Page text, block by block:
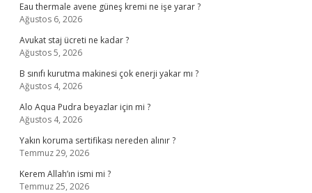
Eau thermale avene güneş kremi ne işe yarar ?
Ağustos 6, 2026
Avukat staj ücreti ne kadar ?
Ağustos 5, 2026
B sınıfı kurutma makinesi çok enerji yakar mı ?
Ağustos 4, 2026
Alo Aqua Pudra beyazlar için mi ?
Ağustos 4, 2026
Yakın koruma sertifikası nereden alınır ?
Temmuz 29, 2026
Kerem Allah’ın ismi mi ?
Temmuz 25, 2026